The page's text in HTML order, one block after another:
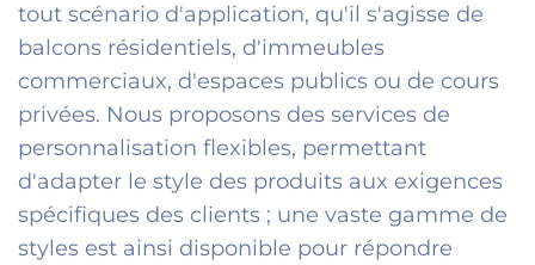
tout scénario d'application, qu'il s'agisse de
balcons résidentiels, d'immeubles
commerciaux, d'espaces publics ou de cours
privées. Nous proposons des services de
personnalisation flexibles, permettant
d'adapter le style des produits aux exigences
spécifiques des clients ; une vaste gamme de
styles est ainsi disponible pour répondre